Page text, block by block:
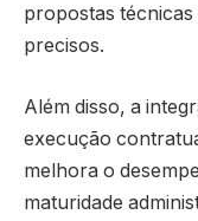
propostas
precisos.
Além disso, a
execução
melhora o
maturidade